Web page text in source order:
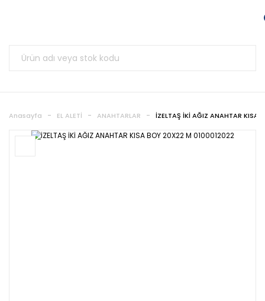
Anasayfa EL ALETİ ANAHTARLAR İZELTAŞ İKİ AĞIZ ANAHTAR KISA